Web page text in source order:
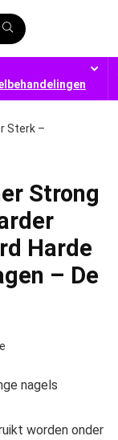
Sterk –
Strong
Harde
– De
nagels
worden onder